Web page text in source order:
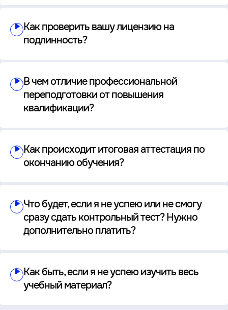
Как проверить вашу лицензию на
подлинность?
В чем отличие профессиональной
переподготовки от повышения
квалификации?
Как происходит итоговая аттестация по
окончанию обучения?
Что будет, если я не успею или не смогу
сразу сдать контрольный тест? Нужно
дополнительно платить?
Как быть, если я не успею изучить весь
учебный материал?